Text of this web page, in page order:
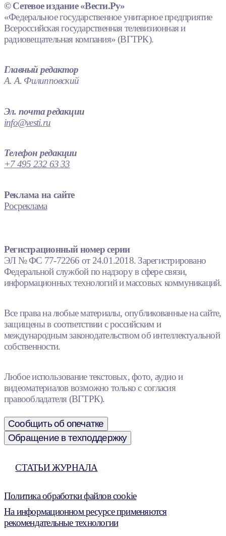
© Сетевое издание «Вести.Ру»
«Федеральное государственное унитарное предприятие
Всероссийская государственная телевизионная и
радиовещательная компания» (ВГТРК).
Главный редактор
А. А. Филипповский
Эл. почта редакции
info@vesti.ru
Телефон редакции
+7 495 232 63 33
Реклама на сайте
Росреклама
Регистрационный номер серии
ЭЛ № ФС 77-72266 от 24.01.2018. Зарегистрировано
Федеральной службой по надзору в сфере связи,
информационных технологий и массовых коммуникаций.
Все права на любые материалы, опубликованные на сайте,
защищены в соответствии с российским и
международным законодательством об интеллектуальной
собственности.
Любое использование текстовых, фото, аудио и
видеоматериалов возможно только с согласия
правообладателя (ВГТРК).
Сообщить об опечатке
Обращение в техподдержку
СТАТЬИ ЖУРНАЛА
Политика обработки файлов cookie
На информационном ресурсе применяются
рекомендательные технологии